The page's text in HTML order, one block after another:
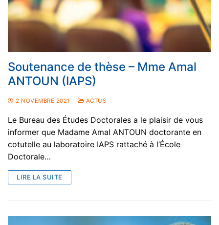
Soutenance de thèse – Mme Amal
ANTOUN (IAPS)
2 NOVEMBRE 2021 ACTUS
Le Bureau des Études Doctorales a le plaisir de vous
informer que Madame Amal ANTOUN doctorante en
cotutelle au laboratoire IAPS rattaché à l’École
Doctorale…
LIRE LA SUITE